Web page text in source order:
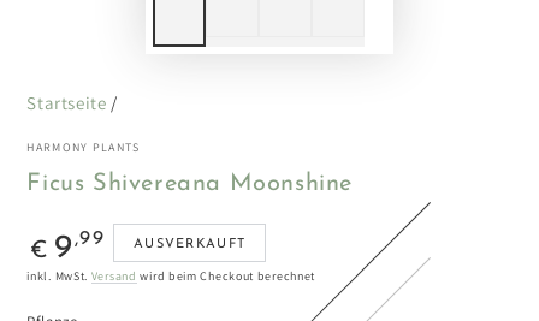
Startseite /
HARMONY PLANTS
Ficus Shivereana Moonshine
Regulärer
Preis
€ 9 ,99 AUSVERKAUFT
inkl. MwSt. Versand wird beim Checkout berechnet